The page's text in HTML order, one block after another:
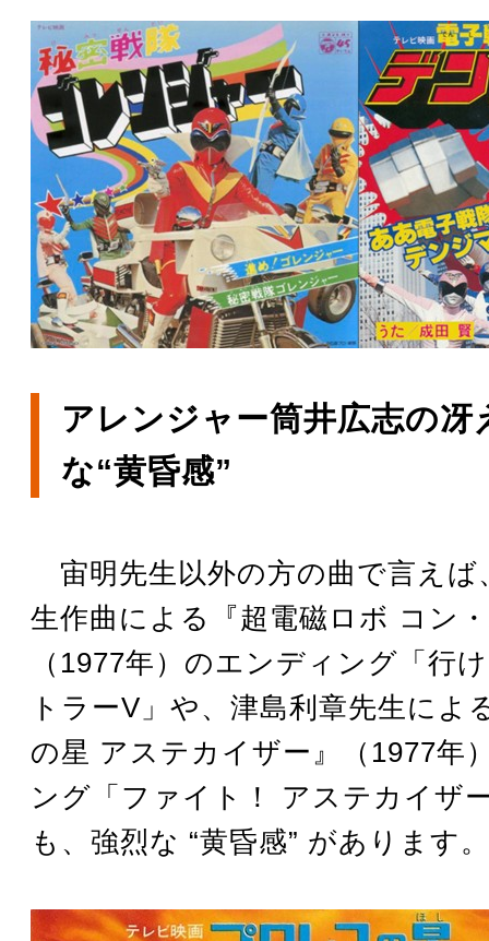
アレンジャー筒井広志の冴
な“黄昏感”
宙明先生以外の方の曲で言えば
生作曲による『超電磁ロボ コン
（1977年）のエンディング「行
トラーV」や、津島利章先生によ
の星 アステカイザー』（1977年
ング「ファイト！ アステカイザ
も、強烈な “黄昏感” があります。